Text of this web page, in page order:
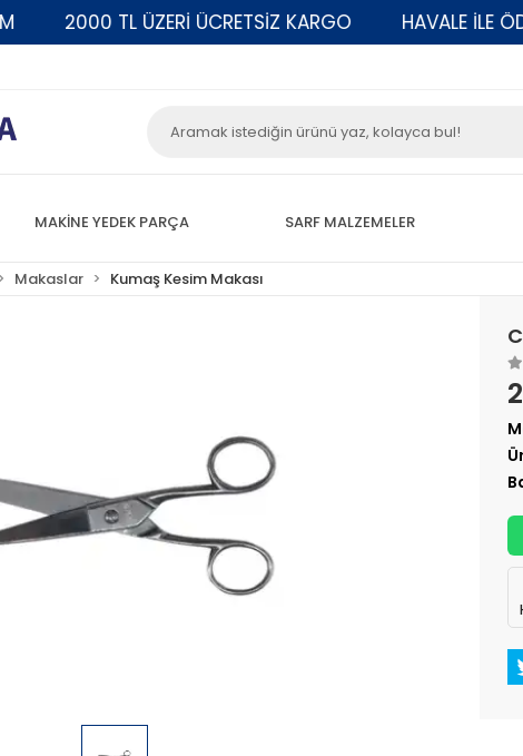
2000 TL ÜZERİ ÜCRETSİZ KARGO HAVALE İLE
MAKİNE YEDEK PARÇA SARF MALZEMELER
Makaslar Kumaş Kesim Makası